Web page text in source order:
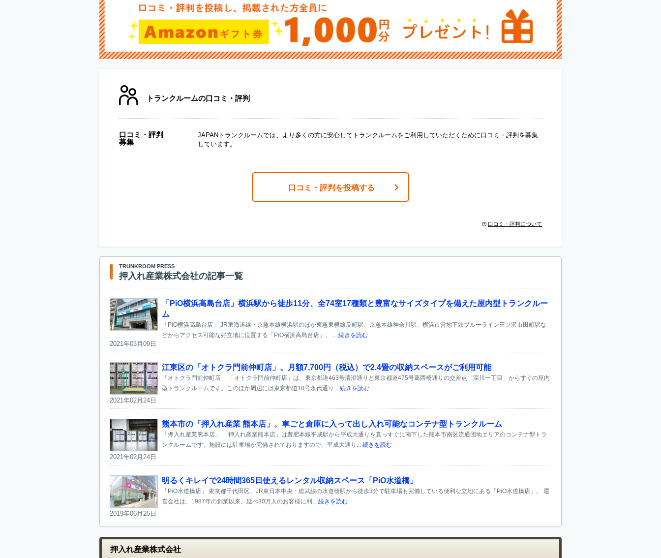
トランクルームの口コミ・評判
口コミ・評判
募集
JAPANトランクルームでは、より多くの方に安心してトランクルームをご利用していただくために口コミ・評判を募集
しています。
口コミ・評判を投稿する
口コミ・評判について
TRUNKROOM PRESS
押入れ産業株式会社の記事一覧
「PiO横浜高島台店」横浜駅から徒歩11分、全74室17種類と豊富なサイズタイプを備えた屋内型トランクルー
ム
「PiO横浜高島台店」 JR東海道線・京急本線横浜駅のほか東急東横線反町駅、京急本線神奈川駅、横浜市営地下鉄ブルーライン三ツ沢市田町駅な
どからアクセス可能な好立地に位置する「PiO横浜高島台店」。 ...
続きを読む
2021年03月09日
江東区の「オトクラ門前仲町店」。月額7,700円（税込）で2.4畳の収納スペースがご利用可能
「オトクラ門前仲町店」 「オトクラ門前仲町店」は、東京都道463号清澄通りと東京都道475号葛西橋通りの交差点「深川一丁目」からすぐの屋内
型トランクルームです。このほか周辺には東京都道10号永代通り...
続きを読む
2021年02月24日
熊本市の「押入れ産業 熊本店」。車ごと倉庫に入って出し入れ可能なコンテナ型トランクルーム
「押入れ産業熊本店」 「押入れ産業熊本店」は豊肥本線平成駅から平成大通りを真っすぐに南下した熊本市南区流通団地エリアのコンテナ型トラ
ンクルームです。施設には駐車場が完備されておりますので、平成大通り...
続きを読む
2021年02月24日
明るくキレイで24時間365日使えるレンタル収納スペース「PiO水道橋」
「PiO水道橋店」 東京都千代田区、JR東日本中央・総武線の水道橋駅から徒歩3分で駐車場も完備している便利な立地にある「PiO水道橋店」。 運
営会社は、1987年の創業以来、延べ30万人のお客様に利...
続きを読む
2019年06月25日
押入れ産業株式会社